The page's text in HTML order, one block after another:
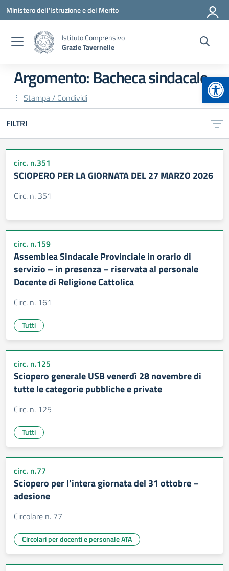
Vai ai contenuti
Vai al menu di navigazione
Vai al footer
Ministero dell'Istruzione e del Merito
Istituto Comprensivo
Grazie Tavernelle
Argomento: Bacheca sindacale
Stampa / Condividi
FILTRI
circ. n.351
SCIOPERO PER LA GIORNATA DEL 27 MARZO 2026
Circ. n. 351
circ. n.159
Assemblea Sindacale Provinciale in orario di
servizio – in presenza – riservata al personale
Docente di Religione Cattolica
Circ. n. 161
Tutti
circ. n.125
Sciopero generale USB venerdì 28 novembre di
tutte le categorie pubbliche e private
Circ. n. 125
Tutti
circ. n.77
Sciopero per l’intera giornata del 31 ottobre –
adesione
Circolare n. 77
Circolari per docenti e personale ATA